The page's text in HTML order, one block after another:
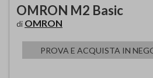
OMRON M2 Basic
di OMRON
PROVA E ACQUISTA IN